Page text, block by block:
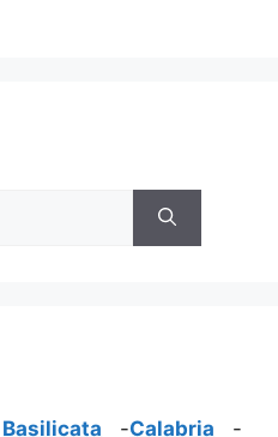
Basilicata -Calabria -